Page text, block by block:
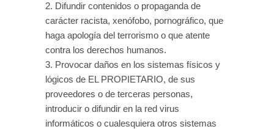
2. Difundir contenidos o propaganda de
carácter racista, xenófobo, pornográfico, que
haga apología del terrorismo o que atente
contra los derechos humanos.
3. Provocar daños en los sistemas físicos y
lógicos de EL PROPIETARIO, de sus
proveedores o de terceras personas,
introducir o difundir en la red virus
informáticos o cualesquiera otros sistemas